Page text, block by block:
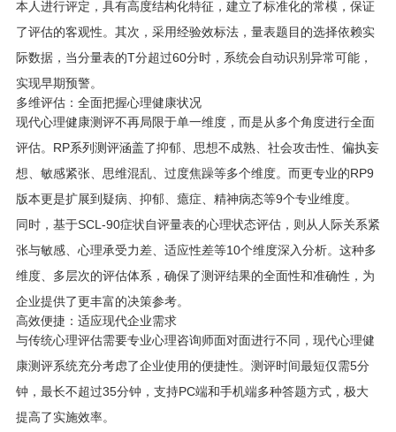
本人进行评定，具有高度结构化特征，建立了标准化的常模，保证
了评估的客观性。其次，采用经验效标法，量表题目的选择依赖实
际数据，当分量表的T分超过60分时，系统会自动识别异常可能，
实现早期预警。
多维评估：全面把握心理健康状况
现代心理健康测评不再局限于单一维度，而是从多个角度进行全面
评估。RP系列测评涵盖了抑郁、思想不成熟、社会攻击性、偏执妄
想、敏感紧张、思维混乱、过度焦躁等多个维度。而更专业的RP9
版本更是扩展到疑病、抑郁、癔症、精神病态等9个专业维度。
同时，基于SCL-90症状自评量表的心理状态评估，则从人际关系紧
张与敏感、心理承受力差、适应性差等10个维度深入分析。这种多
维度、多层次的评估体系，确保了测评结果的全面性和准确性，为
企业提供了更丰富的决策参考。
高效便捷：适应现代企业需求
与传统心理评估需要专业心理咨询师面对面进行不同，现代心理健
康测评系统充分考虑了企业使用的便捷性。测评时间最短仅需5分
钟，最长不超过35分钟，支持PC端和手机端多种答题方式，极大
提高了实施效率。